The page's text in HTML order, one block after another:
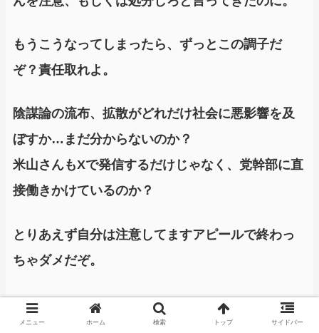
もうこうなってしまったら、ずっとこの調子だ
ぞ？責任取れよ。
陰謀論の流布、拡散がどれだけ社会に悪影響を及
ぼすか…まだ分からないのか？
米山さんもXで発信するだけじゃなく、党幹部に直
接働きかけているのか？
とりあえず自分は注意してますアピールで終わっ
ちゃダメだぞ。
メニュー ホーム 検索 トップ サイドバー